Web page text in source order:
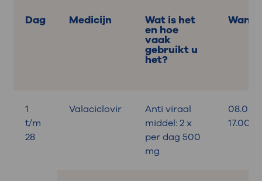
Dag Medicijn Wat is het
en hoe
vaak
gebruikt u
het?
1
t/m
28
Valaciclovir
Anti viraal
middel: 2 x
per dag 500
mg
08.00
17.00